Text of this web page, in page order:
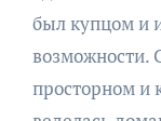
был купцом и
возможности.
просторном и